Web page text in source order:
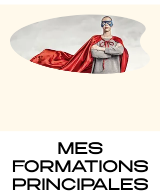
MES
FORMATIONS
PRINCIPALES